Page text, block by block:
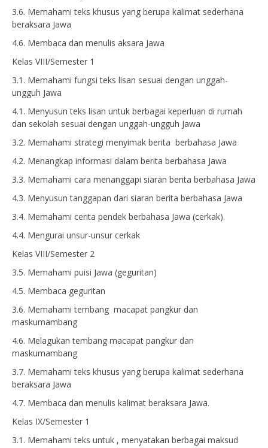
3.6. Memahami teks khusus yang berupa kalimat sederhana
beraksara Jawa
4.6. Membaca dan menulis aksara Jawa
Kelas VIII/Semester 1
3.1. Memahami fungsi teks lisan sesuai dengan unggah-
ungguh Jawa
4.1. Menyusun teks lisan untuk berbagai keperluan di rumah
dan sekolah sesuai dengan unggah-ungguh Jawa
3.2. Memahami strategi menyimak berita berbahasa Jawa
4.2. Menangkap informasi dalam berita berbahasa Jawa
3.3. Memahami cara menanggapi siaran berita berbahasa Jawa
4.3. Menyusun tanggapan dari siaran berita berbahasa Jawa
3.4. Memahami cerita pendek berbahasa Jawa (cerkak).
4.4. Mengurai unsur-unsur cerkak
Kelas VIII/Semester 2
3.5. Memahami puisi Jawa (geguritan)
4.5. Membaca geguritan
3.6. Memahami tembang macapat pangkur dan
maskumambang
4.6. Melagukan tembang macapat pangkur dan
maskumambang
3.7. Memahami teks khusus yang berupa kalimat sederhana
beraksara Jawa
4.7. Membaca dan menulis kalimat beraksara Jawa.
Kelas IX/Semester 1
3.1. Memahami teks untuk , menyatakan berbagai maksud